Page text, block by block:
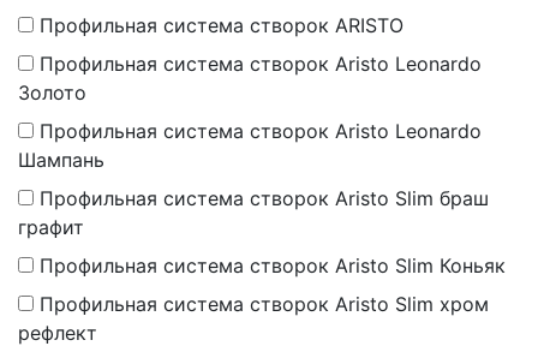
Профильная система створок ARISTO
Профильная система створок Aristo Leonardo
Золото
Профильная система створок Aristo Leonardo
Шампань
Профильная система створок Aristo Slim браш
графит
Профильная система створок Aristo Slim Коньяк
Профильная система створок Aristo Slim хром
рефлект